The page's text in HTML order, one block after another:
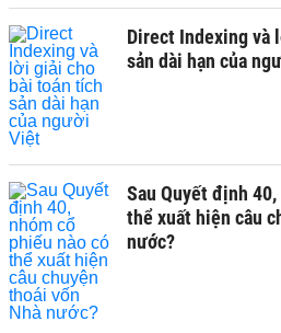
Direct Indexing và
sản dài hạn của
Sau Quyết định
thể xuất hiện câu
nước?